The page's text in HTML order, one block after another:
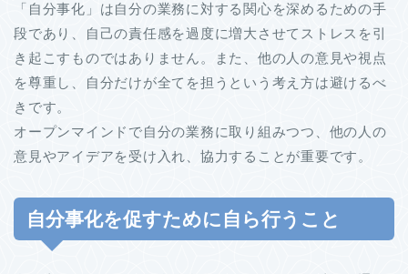
「自分事化」は自分の業務に対する関心を深めるための手
段であり、自己の責任感を過度に増大させてストレスを引
き起こすものではありません。また、他の人の意見や視点
を尊重し、自分だけが全てを担うという考え方は避けるべ
きです。
オープンマインドで自分の業務に取り組みつつ、他の人の
意見やアイデアを受け入れ、協力することが重要です。
自分事化を促すために自ら行うこと